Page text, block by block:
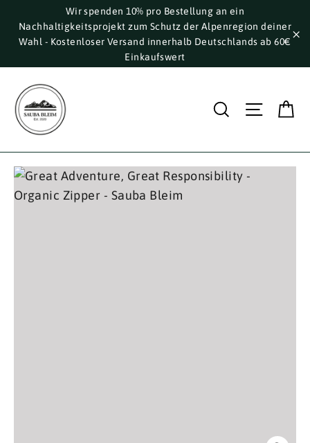
zum
Inhalt
Wir spenden 10% pro Bestellung an ein
Nachhaltigkeitsprojekt zum Schutz der Alpenregion deiner
Wahl - Kostenloser Versand innerhalb Deutschlands ab 60€
Einkaufswert
Suche